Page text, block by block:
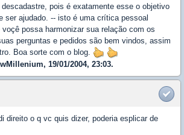
pois é exatamente esse o objetivo
ser ajudado. -- isto é uma crítica pessoal
possa harmonizar sua relação com os
perguntas e pedidos são bem vindos, assim
Boa sorte com o blog.
19/01/2004, 23:03.
direito o q vc quis dizer, poderia esplicar de